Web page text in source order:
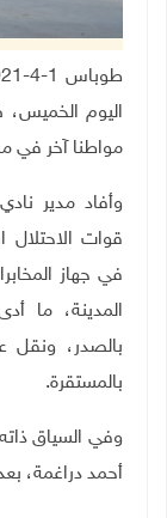
اليوم الخميس،
مواطنا آخر في
وأفاد مدير
قوات الاحتلال
في جهاز
المدينة، ما
بالصدر، ونقل
بالمستقرة.
وفي السياق
أحمد دراغمة،